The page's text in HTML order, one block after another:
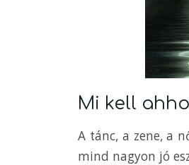
Mi kell
A tánc, a zene, a
mind nagyon jó